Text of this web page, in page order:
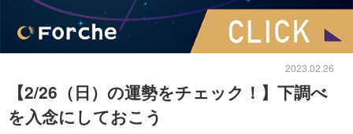
2023.02.26
【2/26（日）の運勢をチェック！】下調べ
を入念にしておこう